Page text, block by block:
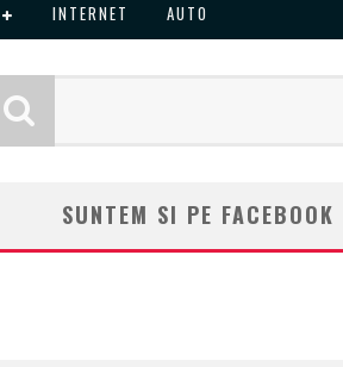
INTERNET AUTO
SUNTEM SI PE FACEBOOK